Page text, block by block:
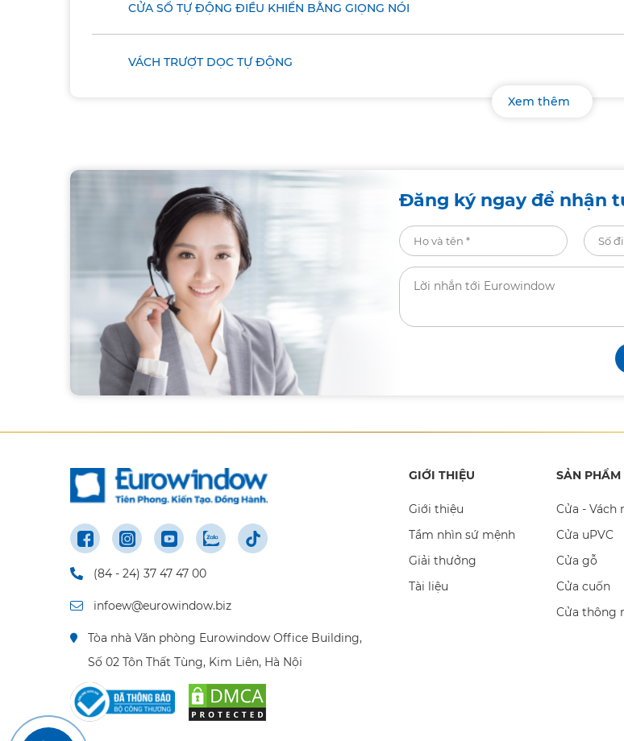
CỬA SỔ TỰ ĐỘNG ĐIỀU KHIỂN BẰNG GIỌNG NÓI​
VÁCH TRƯỢT DỌC TỰ ĐỘNG​
Xem thêm
Đăng ký ngay để nhận
(84 - 24) 37 47 47 00
infoew@eurowindow.biz
Tòa nhà Văn phòng Eurowindow Office Building,
Số 02 Tôn Thất Tùng, Kim Liên, Hà Nội
GIỚI THIỆU
Giới thiệu
Tầm nhìn sứ mệnh
Giải thưởng
Tài liệu
SẢN PHẨM
Cửa - Vách
Cửa uPVC
Cửa gỗ
Cửa cuốn
Cửa thông